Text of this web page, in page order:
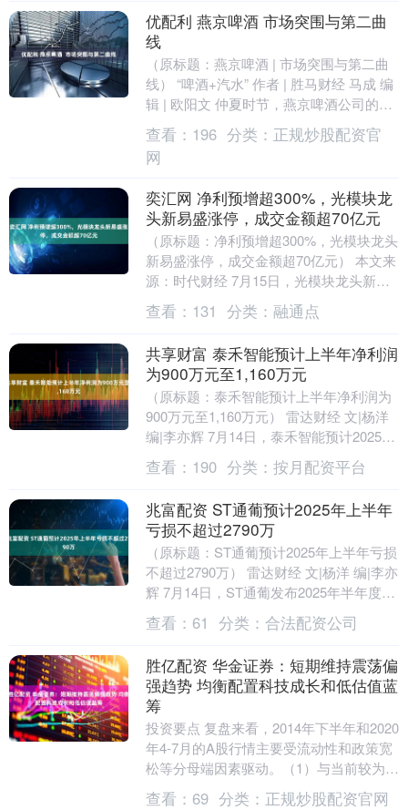
优配利 燕京啤酒 市场突围与第二曲
线
（原标题：燕京啤酒 | 市场突围与第二曲
线） “啤酒+汽水” 作者 | 胜马财经 马成 编
辑 | 欧阳文 仲夏时节，燕京啤酒公司的生
产线正满负荷运转。令人意外的....
查看： 196 分类： 正规炒股配资官
网
奕汇网 净利预增超300%，光模块龙
头新易盛涨停，成交金额超70亿元
（原标题：净利预增超300%，光模块龙头
新易盛涨停，成交金额超70亿元） 本文来
源：时代财经 7月15日，光模块龙头新易
盛开盘大涨拉升，迅速“20CM”涨停，报....
查看： 131 分类： 融通点
共享财富 泰禾智能预计上半年净利润
为900万元至1,160万元
（原标题：泰禾智能预计上半年净利润为
900万元至1,160万元） 雷达财经 文|杨洋
编|李亦辉 7月14日，泰禾智能预计2025年
半年度归属于上市公司股东的净....
查看： 190 分类： 按月配资平台
兆富配资 ST通葡预计2025年上半年
亏损不超过2790万
（原标题：ST通葡预计2025年上半年亏损
不超过2790万） 雷达财经 文|杨洋 编|李亦
辉 7月14日，ST通葡发布2025年半年度业
绩预亏公告。公告显示，归....
查看： 61 分类： 合法配资公司
胜亿配资 华金证券：短期维持震荡偏
强趋势 均衡配置科技成长和低估值蓝
筹
投资要点 复盘来看，2014年下半年和2020
年4-7月的A股行情主要受流动性和政策宽
松等分母端因素驱动。（1）与当前较为类
似，2014年下半年和2020年4-....
查看： 69 分类： 正规炒股配资官网